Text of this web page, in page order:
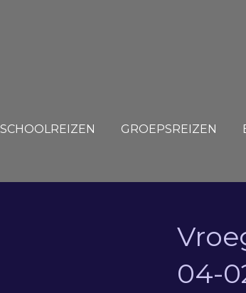
SCHOOLREIZEN GROEPSREIZEN
04-